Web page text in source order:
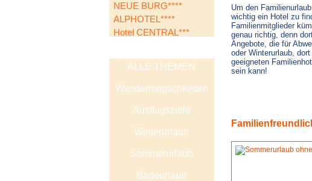
NEUE BURG****
ALPHOTEL****
Hotel CENTRAL***
ALLE THEMEN
Wandermöglichkeiten
Ausflugsziele
Winterurlaub
Sommerurlaub
Badeurlaub
Um den
wichtig ein Hotel zu
Familienmitglieder
genau richtig, denn
Angebote, die für
oder Winterurlaub,
geeigneten
sein kann!